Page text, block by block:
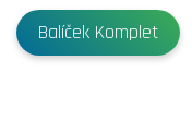
Balíček Komplet